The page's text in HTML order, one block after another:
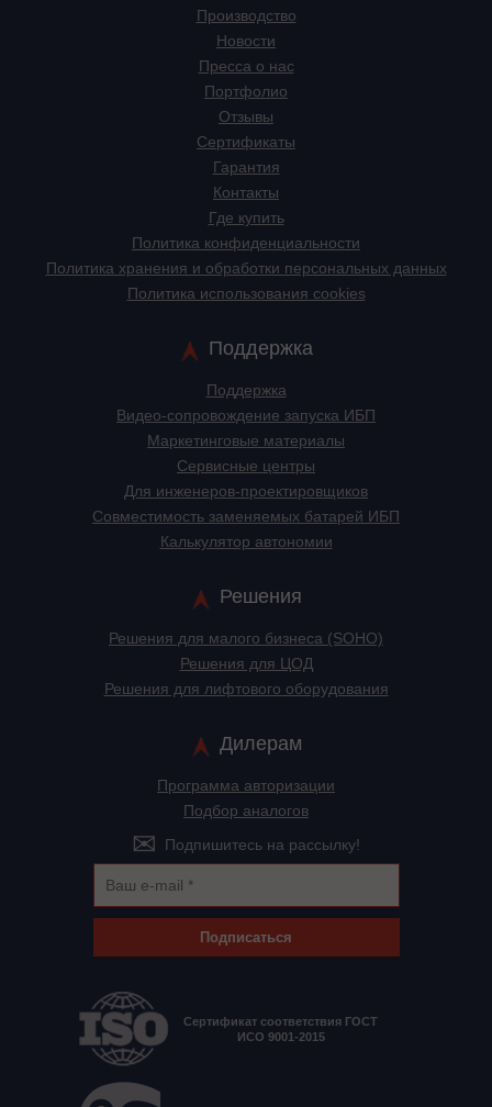
Производство
Новости
Пресса о нас
Портфолио
Отзывы
Сертификаты
Гарантия
Контакты
Где купить
Политика конфиденциальности
Политика хранения и обработки персональных данных
Политика использования cookies
Поддержка
Поддержка
Видео-сопровождение запуска ИБП
Маркетинговые материалы
Сервисные центры
Для инженеров-проектировщиков
Cовместимость заменяемых батарей ИБП
Калькулятор автономии
Решения
Решения для малого бизнеса (SOHO)
Решения для ЦОД
Решения для лифтового оборудования
Дилерам
Программа авторизации
Подбор аналогов
Подпишитесь на рассылку!
Подписаться
Сертификат соответствия ГОСТ
ИСО 9001-2015